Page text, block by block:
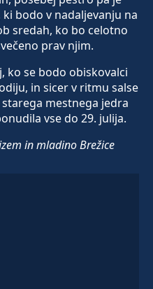
bodo v nadaljevanju na
sredah, ko bo celotno
prav njim.
ko se bodo obiskovalci
in sicer v ritmu salse
mestnega jedra
vse do 29. julija.
in mladino Brežice